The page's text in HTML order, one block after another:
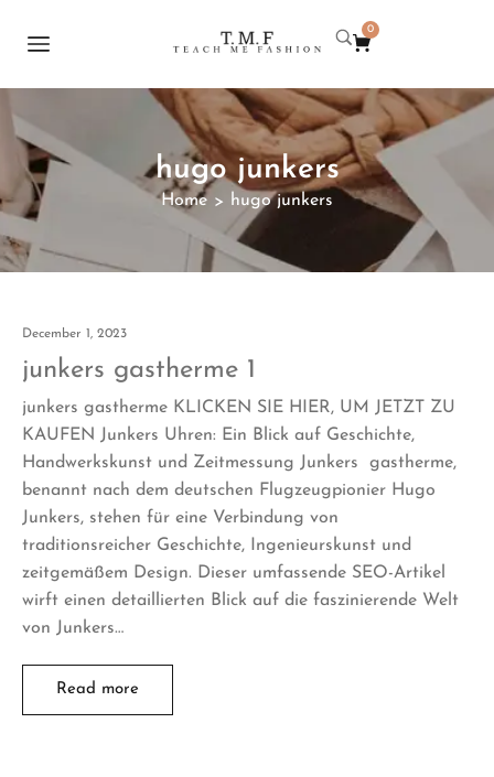
0
hugo junkers
Home > hugo junkers
December 1, 2023
junkers gastherme 1
junkers gastherme KLICKEN SIE HIER, UM JETZT ZU
KAUFEN Junkers Uhren: Ein Blick auf Geschichte,
Handwerkskunst und Zeitmessung Junkers gastherme,
benannt nach dem deutschen Flugzeugpionier Hugo
Junkers, stehen für eine Verbindung von
traditionsreicher Geschichte, Ingenieurskunst und
zeitgemäßem Design. Dieser umfassende SEO-Artikel
wirft einen detaillierten Blick auf die faszinierende Welt
von Junkers…
Read more